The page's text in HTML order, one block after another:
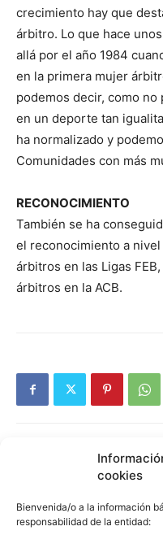
cookies
Bienvenida/o a la información
responsabilidad de la entidad:
crecimiento hay que
árbitro. Lo que hace
allá por el año 1984
en la primera mujer
podemos decir, como no
en un deporte tan
ha normalizado y
Comunidades con más
RECONOCIMIENTO
También se ha
el reconocimiento a
árbitros en las Ligas
árbitros en la ACB.
Artículos relacionados
3×3